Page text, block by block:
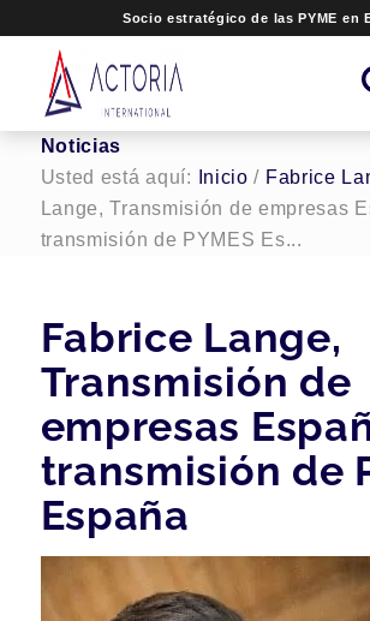
Socio estratégico de las PYME en
Noticias
Usted está aquí:
Inicio / Fabrice
Lange, Transmisión de empresas
transmisión de PYMES Es...
Fabrice Lange,
Transmisión de
empresas
transmisión de
España